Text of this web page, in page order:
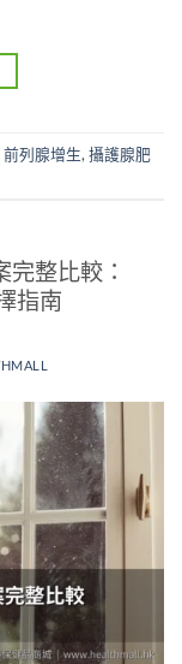
前列腺增生, 攝護腺肥
整比較：
指南